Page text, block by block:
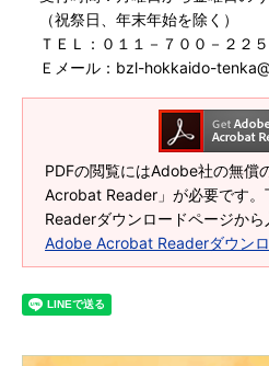
（祝祭日、年末年始を除く）
ＴＥＬ：０１１－７００－２２５
Ｅメール：bzl-hokkaido-
PDFの閲覧にはAdobe社の無償
Acrobat Reader」が必要です
Readerダウンロードページから
Adobe Acrobat Readerダウン